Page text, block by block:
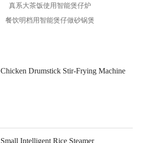
真系大茶饭使用智能煲仔炉
餐饮明档用智能煲仔做砂锅煲
Chicken Drumstick Stir-Frying Machine
Small Intelligent Rice Steamer